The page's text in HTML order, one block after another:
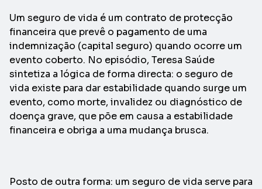
Um seguro de vida é um contrato de protecção
financeira que prevê o pagamento de uma
indemnização (capital seguro) quando ocorre um
evento coberto. No episódio, Teresa Saúde
sintetiza a lógica de forma directa: o seguro de
vida existe para dar estabilidade quando surge um
evento, como morte, invalidez ou diagnóstico de
doença grave, que põe em causa a estabilidade
financeira e obriga a uma mudança brusca.
Posto de outra forma: um seguro de vida serve para